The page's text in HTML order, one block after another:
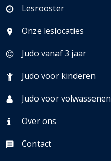
Lesrooster
Onze leslocaties
Judo vanaf 3 jaar
Judo voor kinderen
Judo voor volwassenen
Over ons
Contact